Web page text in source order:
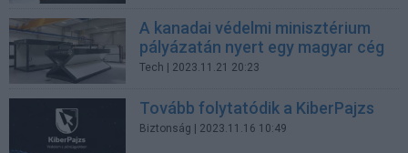
A kanadai védelmi minisztérium
pályázatán nyert egy magyar cég
Tech | 2023.11.21 20:23
Tovább folytatódik a KiberPajzs
Biztonság | 2023.11.16 10:49